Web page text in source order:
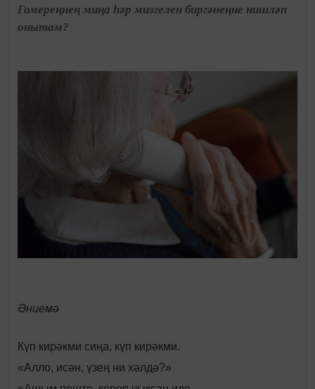
Гомереңнең миңа һәр мизгелен биргәнеңне нишләп
онытам?
Әниемә
Күп кирәкми сиңа, күп кирәкми.
«Алло, исән, үзең ни хәлдә?»